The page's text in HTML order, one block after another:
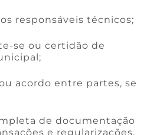
responsáveis técnicos;
se ou certidão de
acordo entre partes, se
de documentação
e regularizações,